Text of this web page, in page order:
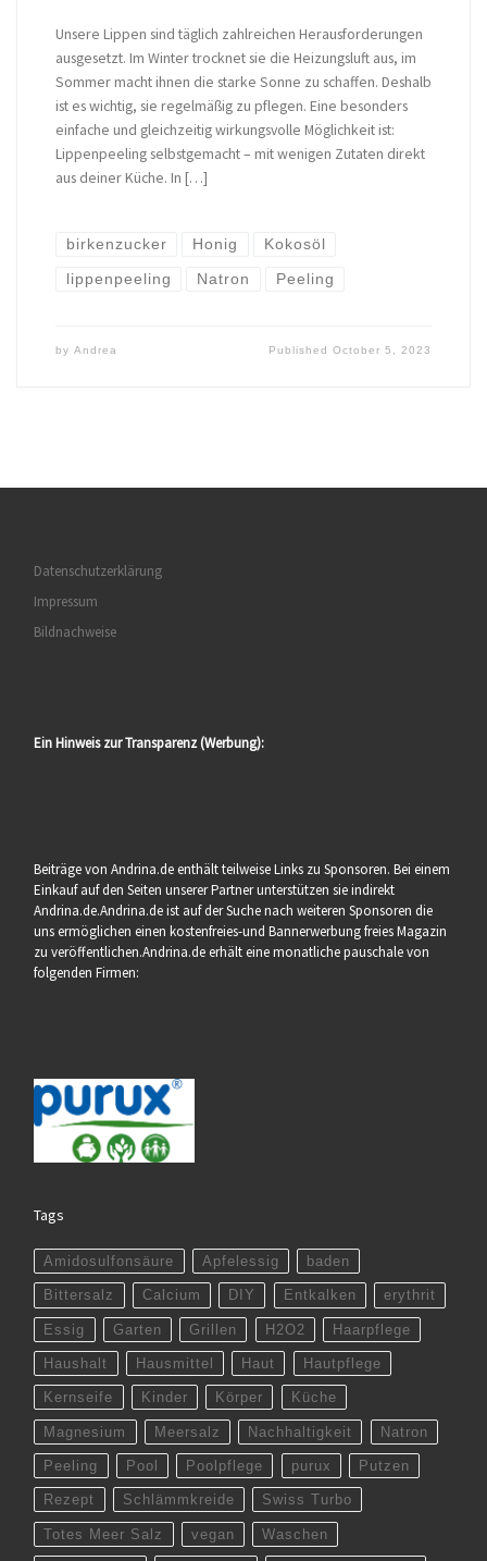
Unsere Lippen sind täglich zahlreichen Herausforderungen
ausgesetzt. Im Winter trocknet sie die Heizungsluft aus, im
Sommer macht ihnen die starke Sonne zu schaffen. Deshalb
ist es wichtig, sie regelmäßig zu pflegen. Eine besonders
einfache und gleichzeitig wirkungsvolle Möglichkeit ist:
Lippenpeeling selbstgemacht – mit wenigen Zutaten direkt
aus deiner Küche. In […]
birkenzucker Honig Kokosöl
lippenpeeling Natron Peeling
by Andrea PublishedOctober 5, 2023
Datenschutzerklärung
Impressum
Bildnachweise
Ein Hinweis zur Transparenz (Werbung):
Beiträge von Andrina.de enthält teilweise Links zu Sponsoren. Bei einem
Einkauf auf den Seiten unserer Partner unterstützen sie indirekt
Andrina.de.Andrina.de ist auf der Suche nach weiteren Sponsoren die
uns ermöglichen einen kostenfreies-und Bannerwerbung freies Magazin
zu veröffentlichen.Andrina.de erhält eine monatliche pauschale von
folgenden Firmen:
Tags
Amidosulfonsäure Apfelessig baden
Bittersalz Calcium DIY Entkalken erythrit
Essig Garten Grillen H2O2 Haarpflege
Haushalt Hausmittel Haut Hautpflege
Kernseife Kinder Körper Küche
Magnesium Meersalz Nachhaltigkeit Natron
Peeling Pool Poolpflege purux Putzen
Rezept Schlämmkreide Swiss Turbo
Totes Meer Salz vegan Waschen